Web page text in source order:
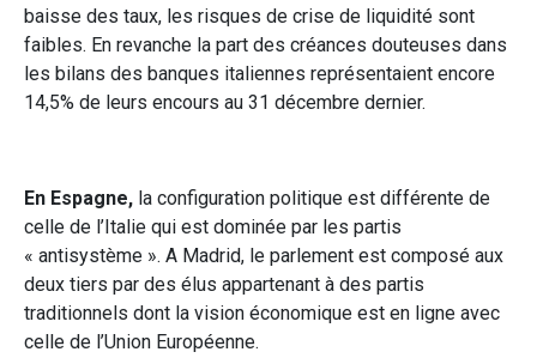
baisse des taux, les risques de crise de liquidité sont
faibles. En revanche la part des créances douteuses dans
les bilans des banques italiennes représentaient encore
14,5% de leurs encours au 31 décembre dernier.
En Espagne, la configuration politique est différente de
celle de l’Italie qui est dominée par les partis
« antisystème ». A Madrid, le parlement est composé aux
deux tiers par des élus appartenant à des partis
traditionnels dont la vision économique est en ligne avec
celle de l’Union Européenne.